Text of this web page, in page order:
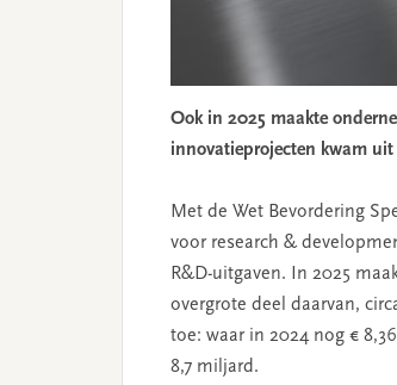
Ook in 2025 maakte
innovatieprojecten kwam
Met de Wet Bevordering
voor research &
R&D-uitgaven. In 2025
overgrote deel daarvan,
toe: waar in 2024 nog €
8,7 miljard.